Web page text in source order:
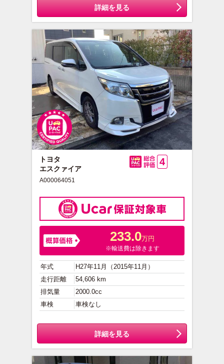
詳細を見る
トヨタ
エスクァイア
A000064051
4
233.0万円
※輸送費は除きます
年式
H27年11月（2015年11月）
走行距離
54,606 km
排気量
2000.0cc
車検
車検なし
詳細を見る